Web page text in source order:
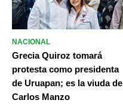
NACIONAL
Grecia Quiroz tomará
protesta como presidenta
de Uruapan; es la viuda de
Carlos Manzo